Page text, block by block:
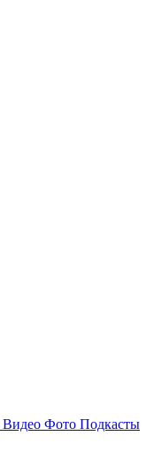
Видео Фото Подкасты